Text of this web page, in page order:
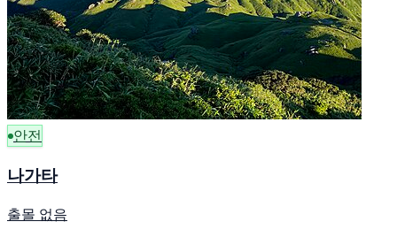
안전
나가타
출몰 없음